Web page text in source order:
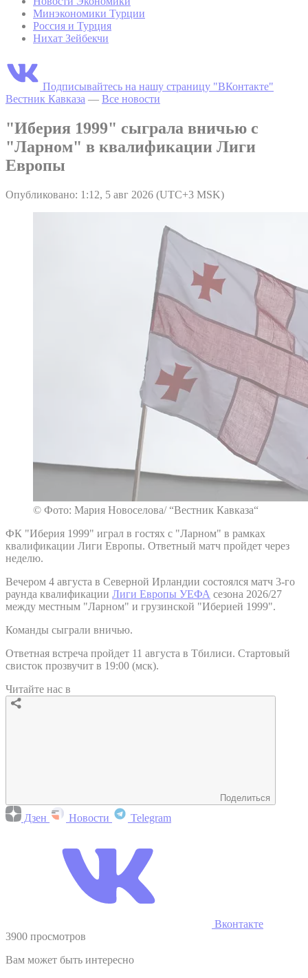
Минэкономики Турции
Россия и Турция
Нихат Зейбекчи
Подписывайтесь на нашу страницу "ВКонтакте"
Вестник Кавказа — Все новости
"Иберия 1999" сыграла вничью с
"Ларном" в квалификации Лиги
Европы
Опубликовано: 1:12, 5 авг 2026 (UTC+3 MSK)
© Фото: Мария Новоселова/ “Вестник Кавказа“
ФК "Иберия 1999" играл в гостях с "Ларном" в рамках
квалификации Лиги Европы. Ответный матч пройдет через
неделю.
Вечером 4 августа в Северной Ирландии состоялся матч 3-го
раунда квалификации Лиги Европы УЕФА сезона 2026/27
между местным "Ларном" и грузинской "Иберией 1999".
Команды сыграли вничью.
Ответная встреча пройдет 11 августа в Тбилиси. Стартовый
свисток прозвучит в 19:00 (мск).
Читайте нас в
Поделиться
Дзен Новости Telegram
Вконтакте
3900 просмотров
Вам может быть интересно